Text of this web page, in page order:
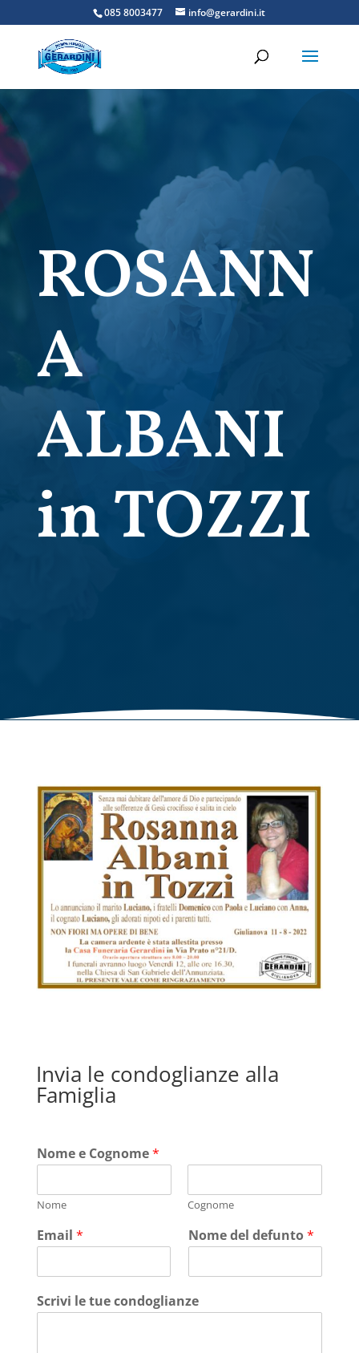
085 8003477 info@gerardini.it
ROSANN
A
ALBANI
in TOZZI
Invia le condoglianze alla
Famiglia
Nome e Cognome*
Nome Cognome
Email * Nome del defunto*
Scrivi le tue condoglianze